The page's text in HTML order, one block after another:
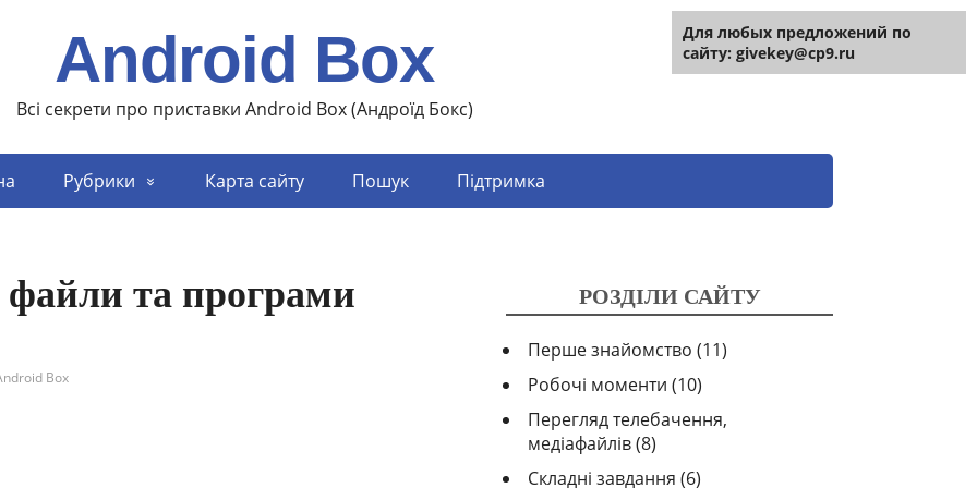
Android Box
Всі секрети про приставки Android Box (Андроїд Бокс)
Рубрики Карта сайту Пошук Підтримка
та програми
Box
РОЗДІЛИ САЙТУ
Перше знайомство (11)
Робочі моменти (10)
Перегляд телебачення,
медіафайлів(8)
Складні завдання (6)
Для будь-яких пропозицій на
сайті: [email protected]
Для любых предложений по
сайту: givekey@cp9.ru